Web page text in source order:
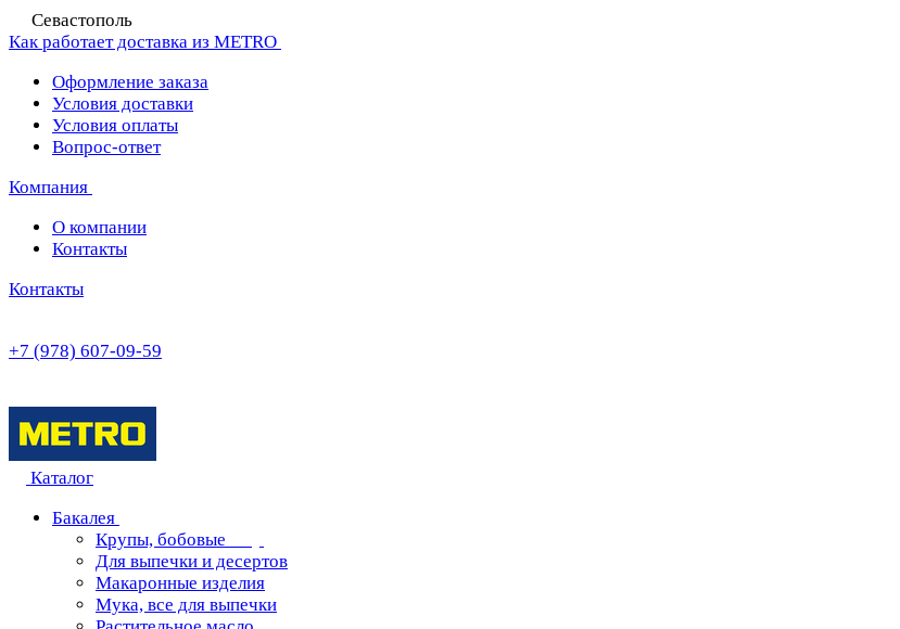
Севастополь
Как работает доставка из METRO
Оформление заказа
Условия доставки
Условия оплаты
Вопрос-ответ
Компания
О компании
Контакты
Контакты
+7 (978) 607-09-59
Каталог
Бакалея
Крупы, бобовые
Для выпечки и десертов
Макаронные изделия
Мука, все для выпечки